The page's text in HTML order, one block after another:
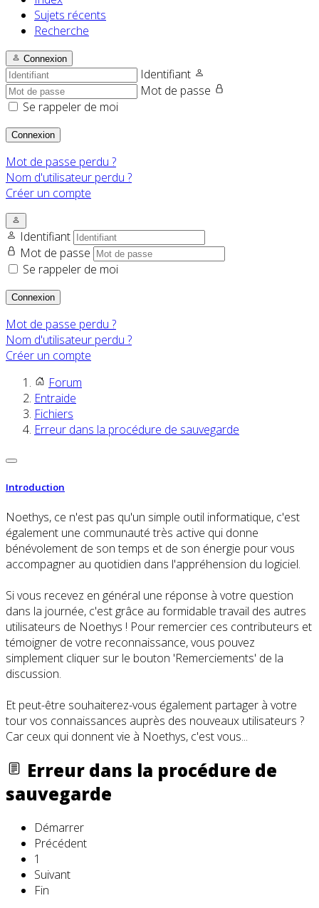
Sujets récents
Recherche
Connexion
Identifiant
Mot de passe
Se rappeler de moi
Connexion
Mot de passe perdu ?
Nom d'utilisateur perdu ?
Créer un compte
Identifiant
Mot de passe
Se rappeler de moi
Connexion
Mot de passe perdu ?
Nom d'utilisateur perdu ?
Créer un compte
Forum
Entraide
Fichiers
Erreur dans la procédure de sauvegarde
Introduction
Noethys, ce n'est pas qu'un simple outil informatique, c'est
également une communauté très active qui donne
bénévolement de son temps et de son énergie pour vous
accompagner au quotidien dans l'appréhension du logiciel.
Si vous recevez en général une réponse à votre question
dans la journée, c'est grâce au formidable travail des autres
utilisateurs de Noethys ! Pour remercier ces contributeurs et
témoigner de votre reconnaissance, vous pouvez
simplement cliquer sur le bouton 'Remerciements' de la
discussion.
Et peut-être souhaiterez-vous également partager à votre
tour vos connaissances auprès des nouveaux utilisateurs ?
Car ceux qui donnent vie à Noethys, c'est vous...
Erreur dans la procédure de
sauvegarde
Démarrer
Précédent
1
Suivant
Fin